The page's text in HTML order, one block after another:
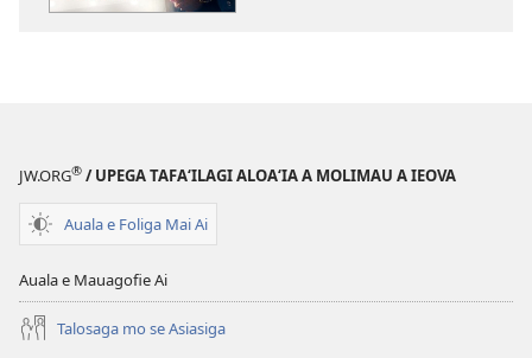
JW.ORG® / UPEGA TAFA‘ILAGI ALOA‘IA A MOLIMAU A IEOVA
Auala e Foliga Mai Ai
Auala e Mauagofie Ai
Talosaga mo se Asiasiga